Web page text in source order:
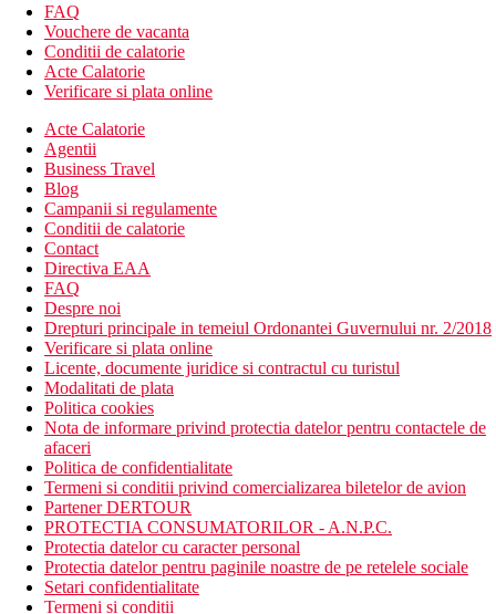
FAQ
Vouchere de vacanta
Conditii de calatorie
Acte Calatorie
Verificare si plata online
Acte Calatorie
Agentii
Business Travel
Blog
Campanii si regulamente
Conditii de calatorie
Contact
Directiva EAA
FAQ
Despre noi
Drepturi principale in temeiul Ordonantei Guvernului nr. 2/2018
Verificare si plata online
Licente, documente juridice si contractul cu turistul
Modalitati de plata
Politica cookies
Nota de informare privind protectia datelor pentru contactele de
afaceri
Politica de confidentialitate
Termeni si conditii privind comercializarea biletelor de avion
Partener DERTOUR
PROTECTIA CONSUMATORILOR - A.N.P.C.
Protectia datelor cu caracter personal
Protectia datelor pentru paginile noastre de pe retelele sociale
Setari confidentialitate
Termeni si conditii